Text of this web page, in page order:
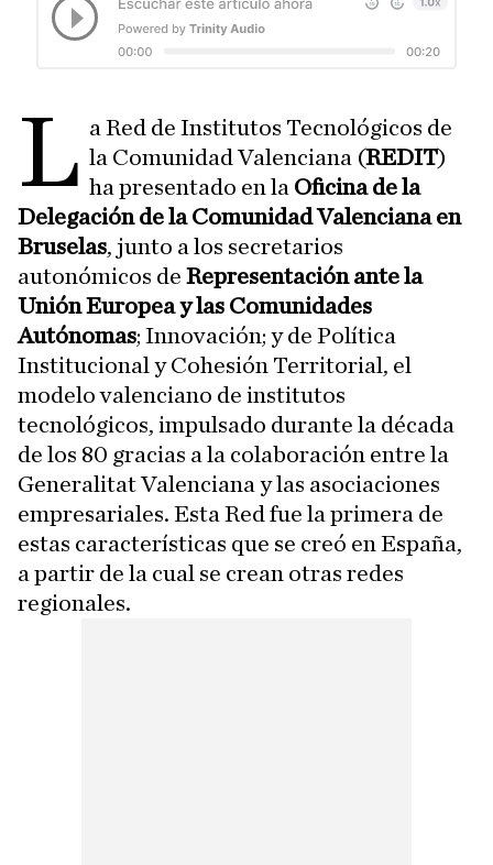
L a Red de Institutos Tecnológicos de
la Comunidad Valenciana (REDIT)
ha presentado en la Oficina de la
Delegación de la Comunidad Valenciana en
Bruselas, junto a los secretarios
autonómicos de Representación ante la
Unión Europea y las Comunidades
Autónomas; Innovación; y de Política
Institucional y Cohesión Territorial, el
modelo valenciano de institutos
tecnológicos, impulsado durante la década
de los 80 gracias a la colaboración entre la
Generalitat Valenciana y las asociaciones
empresariales. Esta Red fue la primera de
estas características que se creó en España,
a partir de la cual se crean otras redes
regionales.